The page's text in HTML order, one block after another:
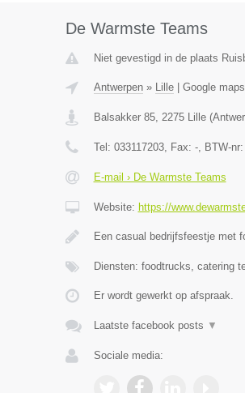
De Warmste Teams
Niet gevestigd in de plaats
Antwerpen» Lille| Google maps
Balsakker 85, 2275 Lille(
Tel: 033117203, Fax: -, BTW-nr:
E-mail › De Warmste Teams
Website: https://
Een casual bedrijfsfeestje met
Diensten: foodtrucks, catering
Er wordt gewerkt op afspraak.
Laatste facebook posts ▼
Sociale media: